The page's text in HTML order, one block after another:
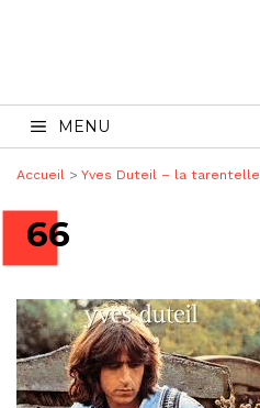
MENU
Accueil > Yves Duteil – la tarentelle
66